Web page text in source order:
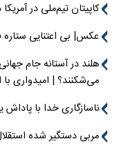
کاپیتان تیم‌ملی در
عکس| بی اعتنایی ستاره
می‌شکنند؟ | امیدواری
ناسازگاری خدا با
مربی دستگیر شده